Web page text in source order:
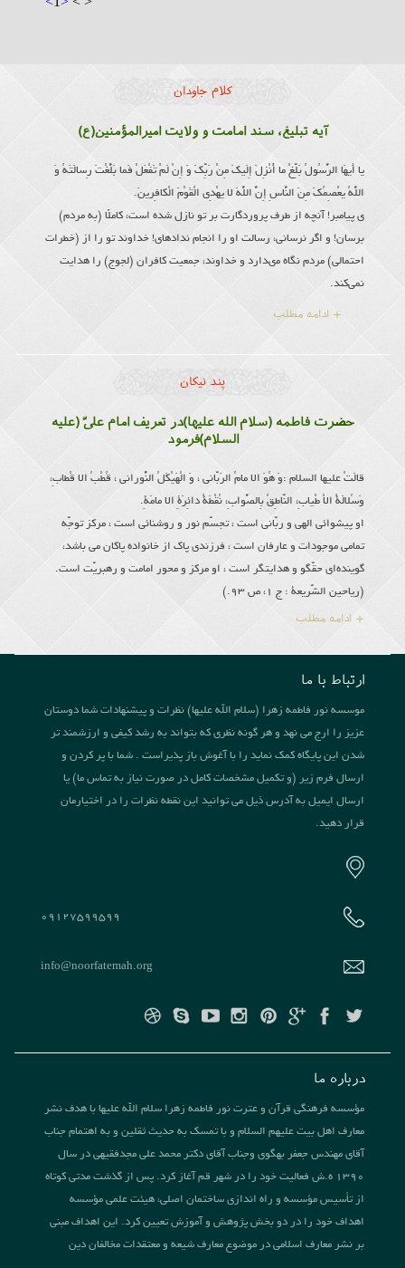
کلام جاودان
آیه تبلیغ، سند امامت و ولایت امیرالمؤمنین(ع)
یا أَیهَا الرَّسُولُ بَلِّغْ ما أُنْزِلَ إِلَیكَ مِنْ رَبِّكَ وَ إِنْ لَمْ تَفْعَلْ فَما بَلَّغْتَ رِسالَتَهُ وَ
اللَّهُ یعْصِمُكَ مِنَ النَّاسِ إِنَّ اللَّهَ لا یهْدِی الْقَوْمَ الْكافِرینَ.
ى پیامبر! آنچه از طرف پروردگارت بر تو نازل شده است، كاملًا (به مردم)
برسان! و اگر نرسانی، رسالت او را انجام نداده‏اى! خداوند تو را از (خطرات
احتمالى) مردم نگاه مى‏دارد و خداوند، جمعیت كافران (لجوج) را هدایت
نمی‌کند.
+ ادامه مطلب
پند نیکان
حضرت فاطمه (سلام الله علیها)در تعریف امام علىّ (علیه
السلام)فرمود
قالَتْ علیها السلام :وَ هُوَ الا مامُ الرَبّانى ، وَ الْهَیْكَلُ النُّورانى ، قُطْبُ الا قْطابِ،
وَسُلالَةُ الاْ طْیابِ، النّاطِقُ بِالصَّوابِ، نُقْطَةُ دائِرَةِ الا مامَةِ.
او پیشوائى الهى و ربّانى است ، تجسّم نور و روشنائى است ، مركز توجّه
تمامى موجودات و عارفان است ، فرزندى پاك از خانواده پاكان مى باشد،
گوینده‌اى حقّگو و هدایتگر است ، او مركز و محور امامت و رهبریّت است.
(ریاحین الشّریعة : ج 1، ص 93.)
+ ادامه مطلب
ارتباط با ما
موسسه نور فاطمه زهرا (سلام الله علیها) نظرات و پیشنهادات شما دوستان
عزیز را ارج می نهد و هر گونه نظری که بتواند به رشد کیفی و ارزشمند تر
شدن این پایگاه کمک نماید را با آغوش باز پذیراست . شما با پر کردن و
ارسال فرم زیر (و تکمیل مشخصات کامل در صورت نیاز به تماس ما) یا
ارسال ایمیل به آدرس ذیل می توانید این نقطه نظرات را در اختیارمان
قرار دهید.
09127599599
info@noorfatemah.org
درباره ما
مؤسسه فرهنگی قرآن و عترت نور فاطمه زهرا سلام الله علیها با هدف نشر
معارف اهل بیت علیهم السلام و با تمسک به حدیث ثقلین و به اهتمام جناب
آقای مهندس جعفر بهگوی وجناب آقای دکتر محمد علی مجدفقیهی در سال
1390 ه.ش فعالیت خود را در شهر قم آغاز کرد. پس از گذشت مدتی کوتاه
از تأسیس مؤسسه و راه اندازی ساختمان اصلی، هیئت علمی مؤسسه
اهداف خود را در دو بخش پژوهش و آموزش تعیین کرد. این اهداف مبنی
بر نشر معارف اسلامی در موضوع معارف شیعه و معتقدات مخالفان دین